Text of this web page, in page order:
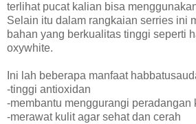
terlihat pucat kalian bisa
Selain itu dalam rangkaian serries ini
bahan yang berkualitas tinggi seperti
oxywhite.
Ini lah beberapa manfaat
-tinggi antioxidan
-membantu menggurangi peradangan
-merawat kulit agar sehat dan cerah